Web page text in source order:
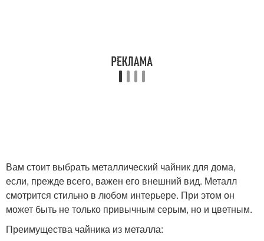
Вам стоит выбрать металлический чайник для дома,
если, прежде всего, важен его внешний вид. Металл
смотрится стильно в любом интерьере. При этом он
может быть не только привычным серым, но и цветным.
Преимущества чайника из металла: